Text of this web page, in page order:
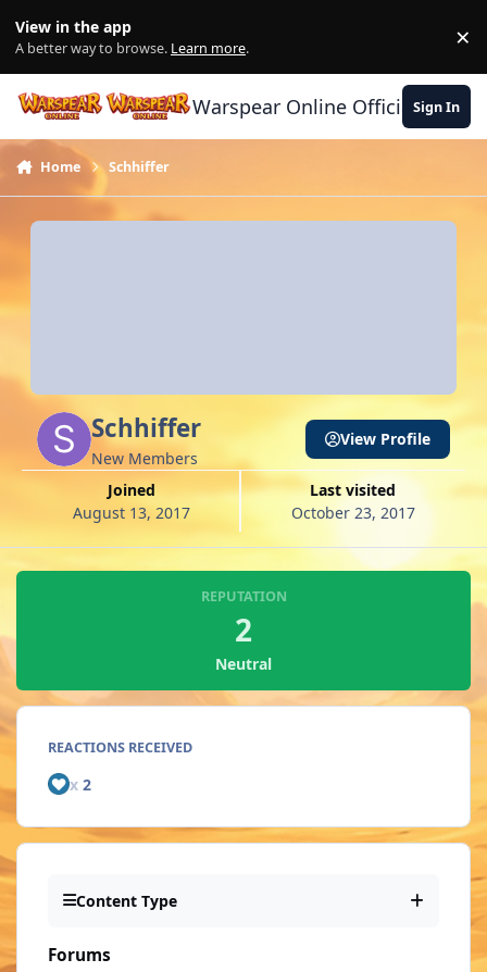
View in the app
A better way to browse. Learn more. ×
Warspear Online Official Forum
Sign In
Home Schhiffer
Schhiffer
New Members
Joined
August 13, 2017
Last visited
October 23, 2017
View Profile
REPUTATION
2
Neutral
REACTIONS RECEIVED
x 2
Content Type
Forums